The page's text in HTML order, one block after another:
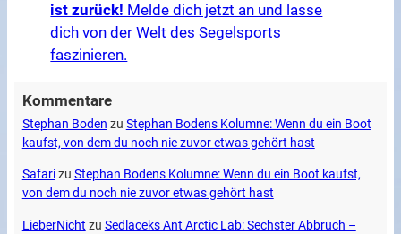
ist zurück! Melde dich jetzt an und lasse
dich von der Welt des Segelsports
faszinieren.
Kommentare
Stephan Boden zu Stephan Bodens Kolumne: Wenn du ein Boot
kaufst, von dem du noch nie zuvor etwas gehört hast
Safarizu Stephan Bodens Kolumne: Wenn du ein Boot kaufst,
von dem du noch nie zuvor etwas gehört hast
LieberNicht zu Sedlaceks Ant Arctic Lab: Sechster Abbruch –